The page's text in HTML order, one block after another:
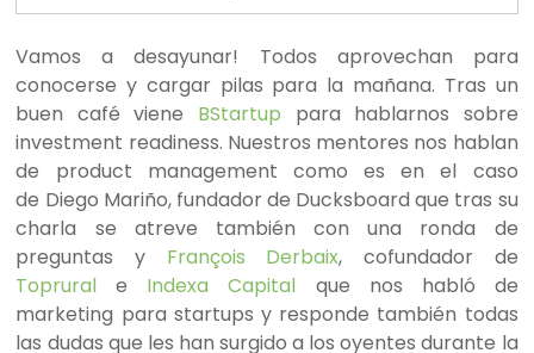
Vamos a desayunar! Todos aprovechan para
conocerse y cargar pilas para la mañana. Tras un
buen café viene BStartup para hablarnos sobre
investment readiness. Nuestros mentores nos hablan
de product management como es en el caso
de Diego Mariño, fundador de Ducksboard que tras su
charla se atreve también con una ronda de
preguntas y François Derbaix, cofundador de
Toprural e Indexa Capital que nos habló de
marketing para startups y responde también todas
las dudas que les han surgido a los oyentes durante la